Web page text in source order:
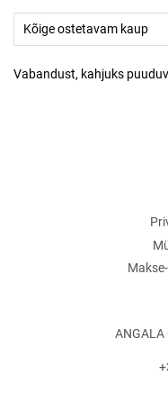
Vabandust, kahjuks
ANGALA